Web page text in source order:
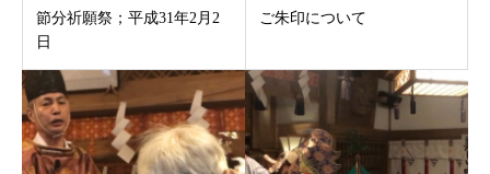
節分祈願祭；平成31年2月2
日
ご朱印について